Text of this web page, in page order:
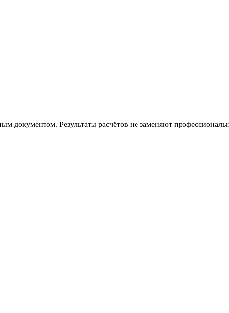
документом. Результаты расчётов не заменяют